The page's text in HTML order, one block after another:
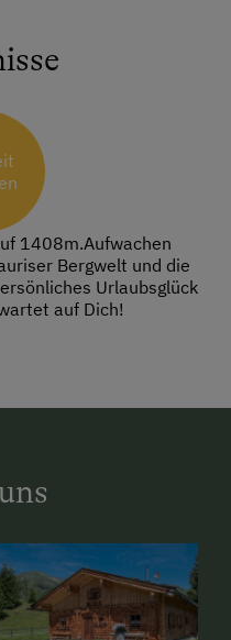
1408m.Aufwachen
Bergwelt und die
Urlaubsglück
auf Dich!